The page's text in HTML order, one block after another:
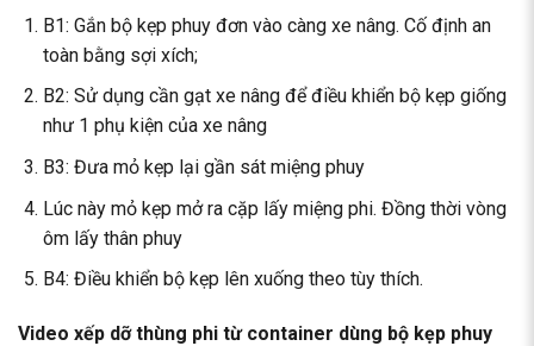
B1: Gắn bộ kẹp phuy đơn vào càng xe nâng. Cố định an
toàn bằng sợi xích;
B2: Sử dụng cần gạt xe nâng để điều khiển bộ kẹp giống
như 1 phụ kiện của xe nâng
B3: Đưa mỏ kẹp lại gần sát miệng phuy
Lúc này mỏ kẹp mở ra cặp lấy miệng phi. Đồng thời vòng
ôm lấy thân phuy
B4: Điều khiển bộ kẹp lên xuống theo tùy thích.
Video xếp dỡ thùng phi từ container dùng bộ kẹp phuy